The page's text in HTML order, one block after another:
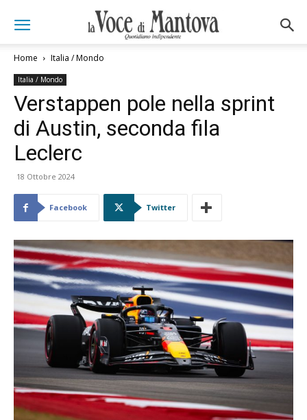
Home Italia / Mondo
Italia / Mondo
Verstappen pole nella sprint
di Austin, seconda fila
Leclerc
18 Ottobre 2024
Facebook Twitter